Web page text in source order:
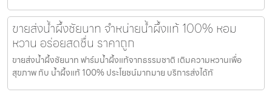
ขายส่งน้ำผึ้งชัยนาท จำหน่ายน้ำผึ้งแท้ 100% หอม
หวาน อร่อยสดชื่น ราคาถูก
ขายส่งน้ำผึ้งชัยนาท ฟาร์มน้ำผึ้งแท้จากธรรมชาติ เติมความหวานเพื่อ
สุขภาพ กับ น้ำผึ้งแท้ 100% ประโยชน์มากมาย บริการส่งได้ทั